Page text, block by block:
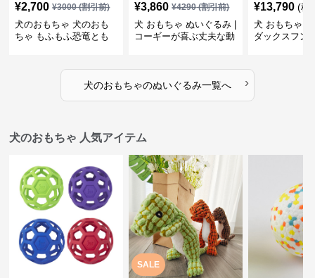
¥2,700 ¥3000(割引前)
犬のおもちゃ 犬のおも
ちゃ もふもふ恐竜とも
¥3,860 ¥4290(割引前)
犬 おもちゃ ぬいぐるみ |
コーギーが喜ぶ丈夫な動
¥13,790 (税
犬 おもちゃ
ダックスフン
犬のおもちゃのぬいぐるみ一覧へ ›
犬のおもちゃ 人気アイテム
SALE